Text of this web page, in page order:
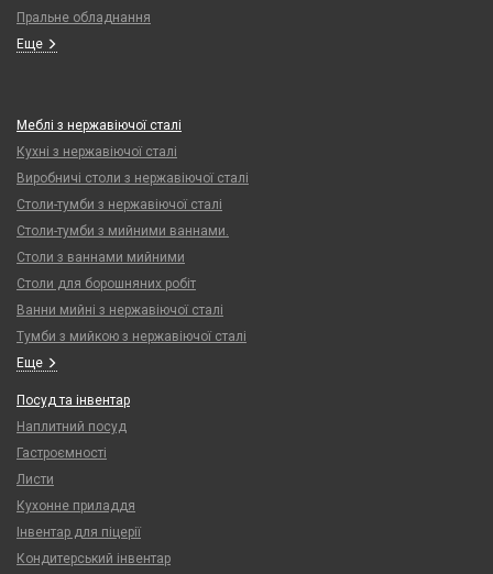
Пральне обладнання
Еще
Меблі з нержавіючої сталі
Кухні з нержавіючої сталі
Виробничі столи з нержавіючої сталі
Столи-тумби з нержавіючої сталі
Столи-тумби з мийними ваннами.
Столи з ваннами мийними
Столи для борошняних робіт
Ванни мийні з нержавіючої сталі
Тумби з мийкою з нержавіючої сталі
Еще
Посуд та інвентар
Наплитний посуд
Гастроємності
Листи
Кухонне приладдя
Інвентар для піцерії
Кондитерський інвентар